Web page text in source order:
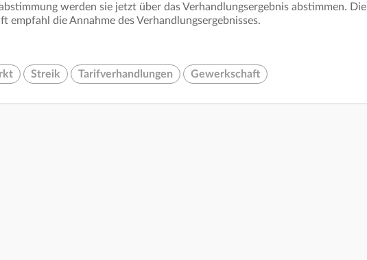
werden sie jetzt über das Verhandlungsergebnis abstimmen. Die
empfahl die Annahme des Verhandlungsergebnisses.
Streik Tarifverhandlungen Gewerkschaft